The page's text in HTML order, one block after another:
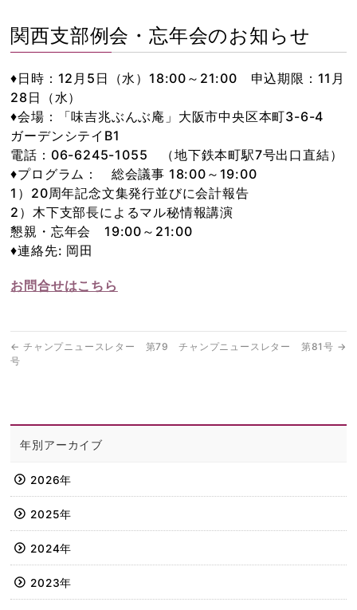
関西支部例会・忘年会のお知らせ
♦日時：12月5日（水）18:00～21:00 申込期限：11月
28日（水）
♦会場：「味吉兆ぶんぶ庵」大阪市中央区本町3-6-4
ガーデンシテイB1
電話：06-6245-1055 （地下鉄本町駅7号出口直結）
♦プログラム： 総会議事 18:00～19:00
1）20周年記念文集発行並びに会計報告
2）木下支部長によるマル秘情報講演
懇親・忘年会 19:00～21:00
♦連絡先: 岡田
お問合せはこちら
← チャンプニュースレター 第79
号
チャンプニュースレター 第81号 →
年別アーカイブ
2026年
2025年
2024年
2023年